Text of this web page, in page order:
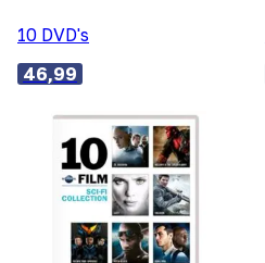
10 DVD's
46,99